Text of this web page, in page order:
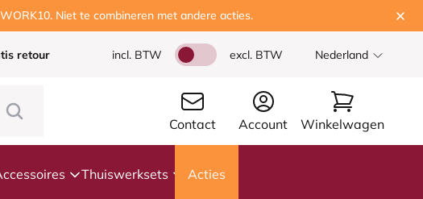
Niet te combineren met andere acties.
retour incl. BTW excl. BTW Nederland
Contact Account Winkelwagen
Thuiswerksets Acties